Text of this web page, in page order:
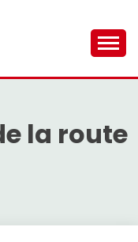
la route